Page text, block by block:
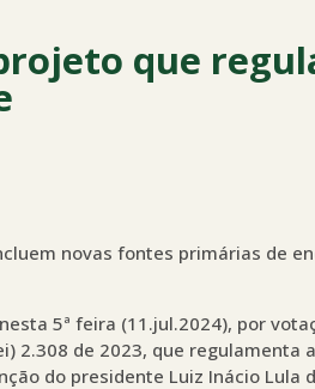
que
novas fontes primárias de
5ª feira (11.jul.2024), por
2.308 de 2023, que regulamenta
do presidente Luiz Inácio Lula